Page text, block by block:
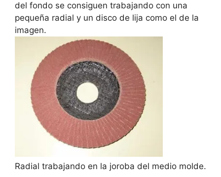
del fondo se consiguen trabajando con una
pequeña radial y un disco de lija como el de la
imagen.
Radial trabajando en la joroba del medio molde.